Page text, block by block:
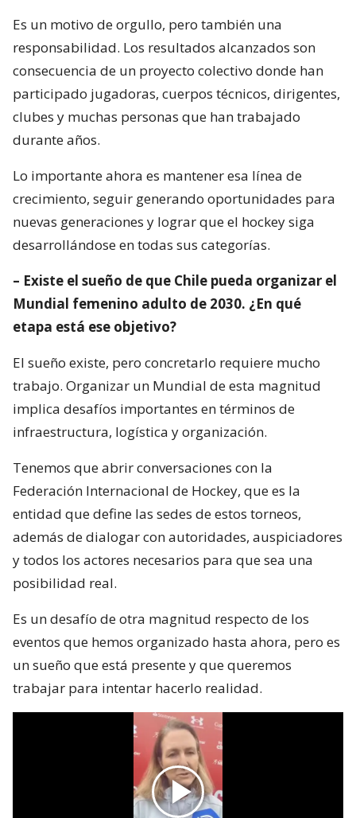
Es un motivo de orgullo, pero también una
responsabilidad. Los resultados alcanzados son
consecuencia de un proyecto colectivo donde han
participado jugadoras, cuerpos técnicos, dirigentes,
clubes y muchas personas que han trabajado
durante años.
Lo importante ahora es mantener esa línea de
crecimiento, seguir generando oportunidades para
nuevas generaciones y lograr que el hockey siga
desarrollándose en todas sus categorías.
– Existe el sueño de que Chile pueda organizar el
Mundial femenino adulto de 2030. ¿En qué
etapa está ese objetivo?
El sueño existe, pero concretarlo requiere mucho
trabajo. Organizar un Mundial de esta magnitud
implica desafíos importantes en términos de
infraestructura, logística y organización.
Tenemos que abrir conversaciones con la
Federación Internacional de Hockey, que es la
entidad que define las sedes de estos torneos,
además de dialogar con autoridades, auspiciadores
y todos los actores necesarios para que sea una
posibilidad real.
Es un desafío de otra magnitud respecto de los
eventos que hemos organizado hasta ahora, pero es
un sueño que está presente y que queremos
trabajar para intentar hacerlo realidad.